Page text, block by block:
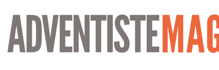
Aller
contenu